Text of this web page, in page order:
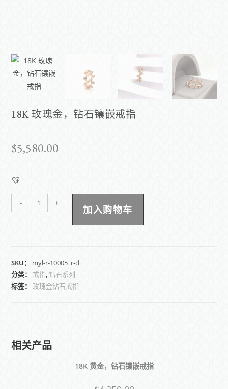
18K 玫瑰金，钻石镶嵌戒指
$5,580.00
- +
加入购物车
SKU： myl-r-10005_r-d
分类： 戒指,钻石系列
标签：玫瑰金钻石戒指
相关产品
18K 黄金，钻石镶嵌戒指